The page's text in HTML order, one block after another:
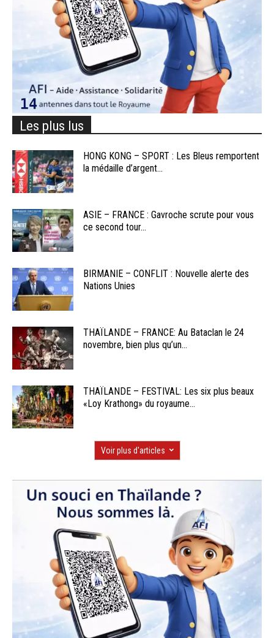
Les plus lus
HONG KONG – SPORT : Les Bleus remportent
la médaille d’argent...
ASIE – FRANCE : Gavroche scrute pour vous
ce second tour...
BIRMANIE – CONFLIT : Nouvelle alerte des
Nations Unies
THAÏLANDE – FRANCE: Au Bataclan le 24
novembre, bien plus qu’un...
THAÏLANDE – FESTIVAL: Les six plus beaux
«Loy Krathong» du royaume...
Voir plus d'articles